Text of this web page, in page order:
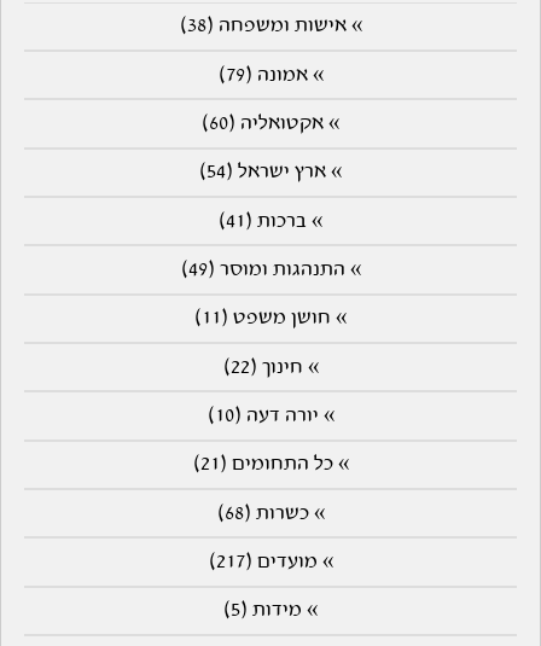
» אישות ומשפחה (38)
» אמונה (79)
» אקטואליה (60)
» ארץ ישראל (54)
» ברכות (41)
» התנהגות ומוסר (49)
» חושן משפט (11)
» חינוך (22)
» יורה דעה (10)
» כל התחומים (21)
» כשרות (68)
» מועדים (217)
» מידות (5)